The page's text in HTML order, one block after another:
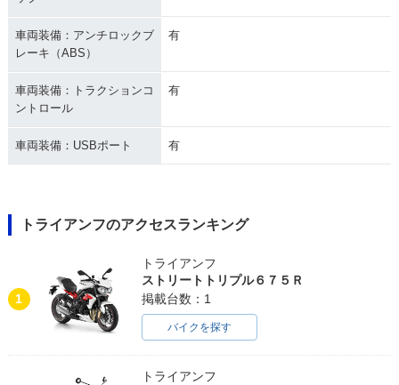
車両装備：アンチロックブ
レーキ（ABS）
有
車両装備：トラクションコ
ントロール
有
車両装備：USBポート 有
トライアンフのアクセスランキング
1
トライアンフ
ストリートトリプル６７５Ｒ
掲載台数：1
バイクを探す
トライアンフ